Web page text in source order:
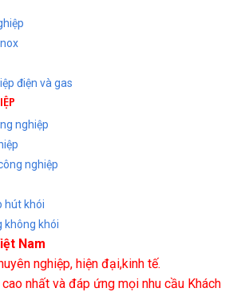
điện và gas
nghiệp
nghiệp
hút khói
không khói
Nam
nghiệp, hiện đại,kinh tế.
nhất và đáp ứng mọi nhu cầu Khách